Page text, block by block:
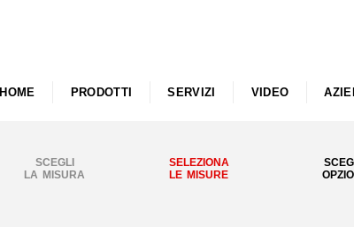
HOME PRODOTTI SERVIZI VIDEO
SCEGLI
LA MISURA
SELEZIONA
LE MISURE